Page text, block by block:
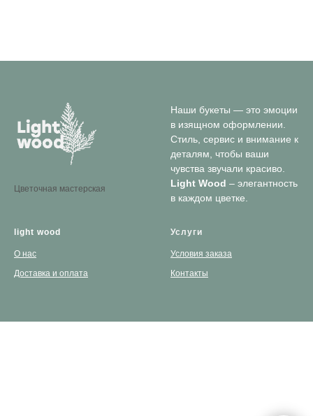
Цветочная мастерская
Наши букеты — это эмоции
в изящном оформлении.
Стиль, сервис и внимание к
деталям, чтобы ваши
чувства звучали красиво.
Light Wood – элегантность
в каждом цветке.
light wood
О нас
Доставка и оплата
Услуги
Условия заказа
Контакты